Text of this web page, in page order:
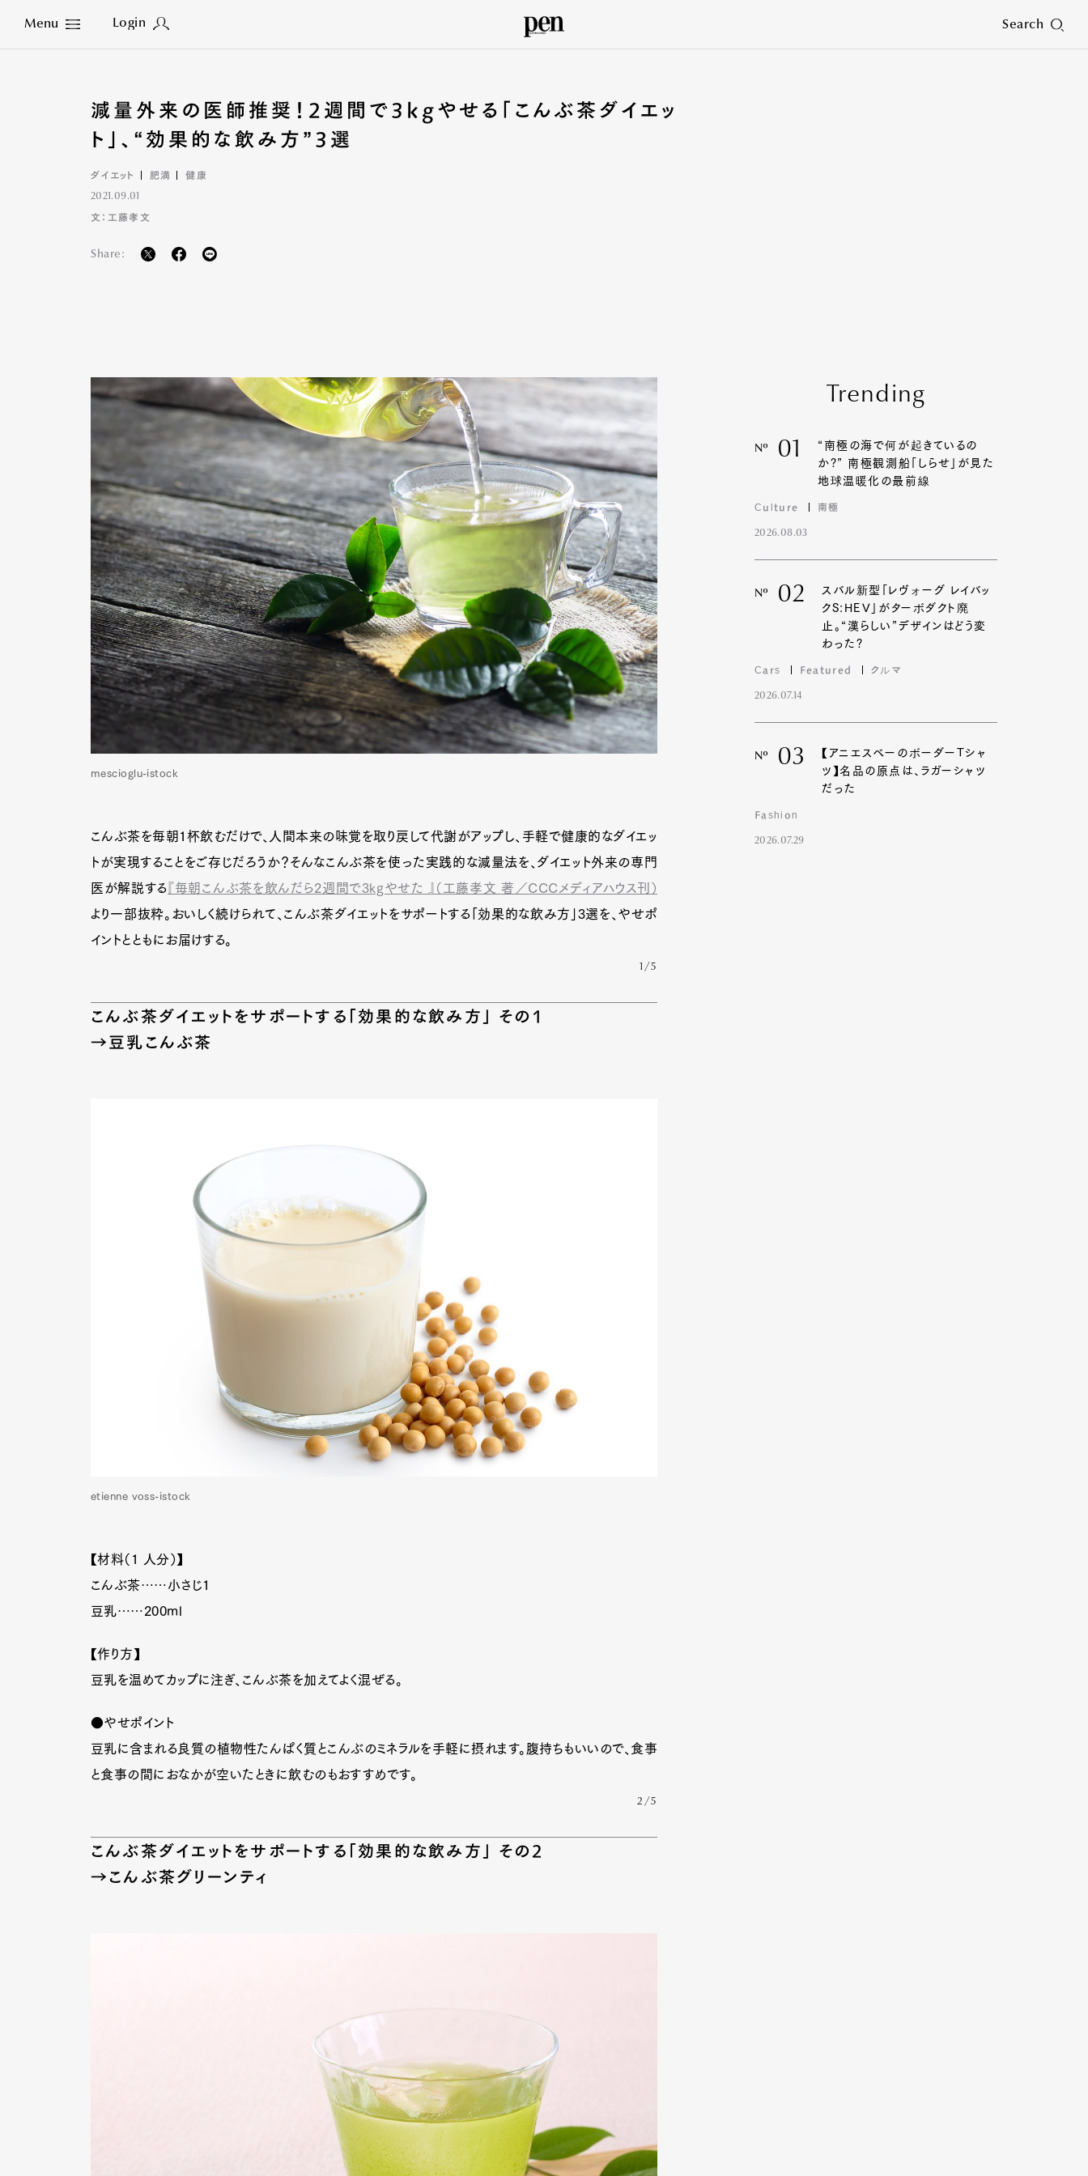
Menu Login Search
Close
Gourmet
減量外来の医師推奨！2週間で3kgやせる「こんぶ茶ダイエッ
ト」、“効果的な飲み方”3選
ダイエット 肥満 健康
2021.09.01
文：工藤孝文
Share:
mescioglu-istock
こんぶ茶を毎朝1杯飲むだけで、人間本来の味覚を取り戻して代謝がアップし、手軽で健康的なダイエッ
トが実現することをご存じだろうか？そんなこんぶ茶を使った実践的な減量法を、ダイエット外来の専門
医が解説する 『毎朝こんぶ茶を飲んだら2週間で3kgやせた 』（工藤孝文 著／CCCメディアハウス刊）
より一部抜粋。おいしく続けられて、こんぶ茶ダイエットをサポートする「効果的な飲み方」3選を、やせポ
イントとともにお届けする。
1/5
こんぶ茶ダイエットをサポートする「効果的な飲み方」 その1
→豆乳こんぶ茶
etienne voss-istock
【材料（1 人分）】
こんぶ茶……小さじ1
豆乳……200ml
【作り方】
豆乳を温めてカップに注ぎ、こんぶ茶を加えてよく混ぜる。
●やせポイント
豆乳に含まれる良質の植物性たんぱく質とこんぶのミネラルを手軽に摂れます。腹持ちもいいので、食事
と食事の間におなかが空いたときに飲むのもおすすめです。
2/5
こんぶ茶ダイエットをサポートする「効果的な飲み方」 その2
→こんぶ茶グリーンティ
Trending
Nº 01
“南極の海で何が起きているの
か?” 南極観測船「しらせ」が見た
地球温暖化の最前線
Culture 南極
2026.08.03
Nº 02
スバル新型「レヴォーグ レイバッ
クS:HEV」がターボダクト廃
止。“漢らしい”デザインはどう変
わった?
Cars Featured クルマ
2026.07.14
Nº 03
【アニエスベーのボーダーTシャ
ツ】名品の原点は、ラガーシャツ
だった
Fashion
2026.07.29